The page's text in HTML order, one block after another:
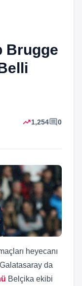
Brugge
trending_up1,254comment0
heyecanı
da
Belçika ekibi